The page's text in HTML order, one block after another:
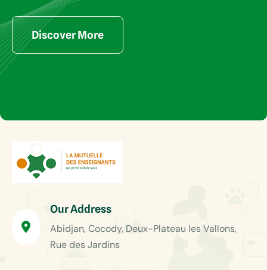
Discover More
Our Address
Abidjan, Cocody, Deux-Plateau les Vallons,
Rue des Jardins